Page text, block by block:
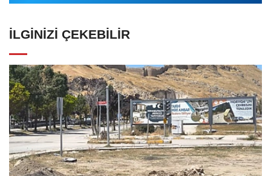
İLGINIZI ÇEKEBILIR